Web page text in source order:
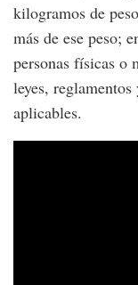
kilogramos de
más de ese peso;
personas físicas o
leyes,
aplicables.